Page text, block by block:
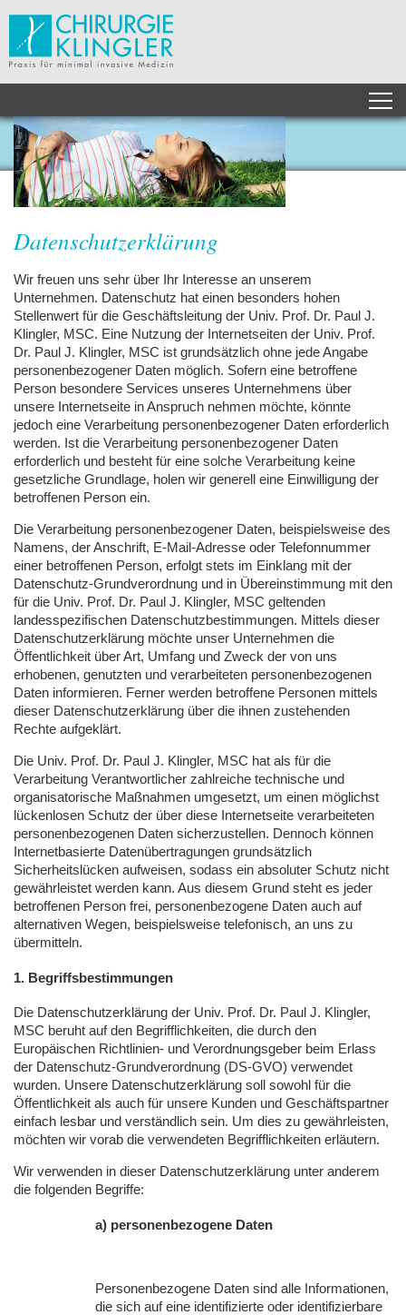
Datenschutzerklärung
Wir freuen uns sehr über Ihr Interesse an unserem
Unternehmen. Datenschutz hat einen besonders hohen
Stellenwert für die Geschäftsleitung der Univ. Prof. Dr. Paul J.
Klingler, MSC. Eine Nutzung der Internetseiten der Univ. Prof.
Dr. Paul J. Klingler, MSC ist grundsätzlich ohne jede Angabe
personenbezogener Daten möglich. Sofern eine betroffene
Person besondere Services unseres Unternehmens über
unsere Internetseite in Anspruch nehmen möchte, könnte
jedoch eine Verarbeitung personenbezogener Daten erforderlich
werden. Ist die Verarbeitung personenbezogener Daten
erforderlich und besteht für eine solche Verarbeitung keine
gesetzliche Grundlage, holen wir generell eine Einwilligung der
betroffenen Person ein.
Die Verarbeitung personenbezogener Daten, beispielsweise des
Namens, der Anschrift, E-Mail-Adresse oder Telefonnummer
einer betroffenen Person, erfolgt stets im Einklang mit der
Datenschutz-Grundverordnung und in Übereinstimmung mit den
für die Univ. Prof. Dr. Paul J. Klingler, MSC geltenden
landesspezifischen Datenschutzbestimmungen. Mittels dieser
Datenschutzerklärung möchte unser Unternehmen die
Öffentlichkeit über Art, Umfang und Zweck der von uns
erhobenen, genutzten und verarbeiteten personenbezogenen
Daten informieren. Ferner werden betroffene Personen mittels
dieser Datenschutzerklärung über die ihnen zustehenden
Rechte aufgeklärt.
Die Univ. Prof. Dr. Paul J. Klingler, MSC hat als für die
Verarbeitung Verantwortlicher zahlreiche technische und
organisatorische Maßnahmen umgesetzt, um einen möglichst
lückenlosen Schutz der über diese Internetseite verarbeiteten
personenbezogenen Daten sicherzustellen. Dennoch können
Internetbasierte Datenübertragungen grundsätzlich
Sicherheitslücken aufweisen, sodass ein absoluter Schutz nicht
gewährleistet werden kann. Aus diesem Grund steht es jeder
betroffenen Person frei, personenbezogene Daten auch auf
alternativen Wegen, beispielsweise telefonisch, an uns zu
übermitteln.
1. Begriffsbestimmungen
Die Datenschutzerklärung der Univ. Prof. Dr. Paul J. Klingler,
MSC beruht auf den Begrifflichkeiten, die durch den
Europäischen Richtlinien- und Verordnungsgeber beim Erlass
der Datenschutz-Grundverordnung (DS-GVO) verwendet
wurden. Unsere Datenschutzerklärung soll sowohl für die
Öffentlichkeit als auch für unsere Kunden und Geschäftspartner
einfach lesbar und verständlich sein. Um dies zu gewährleisten,
möchten wir vorab die verwendeten Begrifflichkeiten erläutern.
Wir verwenden in dieser Datenschutzerklärung unter anderem
die folgenden Begriffe:
a) personenbezogene Daten
Personenbezogene Daten sind alle Informationen,
die sich auf eine identifizierte oder identifizierbare